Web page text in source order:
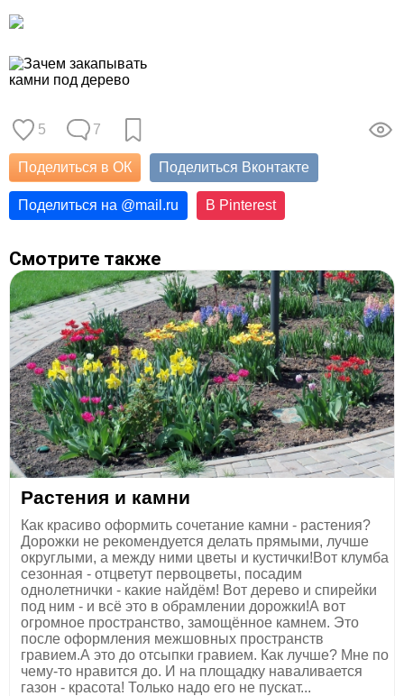
5 7
Поделиться в ОК Поделиться Вконтакте
Поделиться на @mail.ru В Pinterest
Смотрите также
Растения и камни
Как красиво оформить сочетание камни - растения?
Дорожки не рекомендуется делать прямыми, лучше
округлыми, а между ними цветы и кустички!Вот клумба
сезонная - отцветут первоцветы, посадим
однолетнички - какие найдём! Вот дерево и спирейки
под ним - и всё это в обрамлении дорожки!А вот
огромное пространство, замощённое камнем. Это
после оформления межшовных пространств
гравием.А это до отсыпки гравием. Как лучше? Мне по
чему-то нравится до. И на площадку наваливается
газон - красота! Только надо его не пускат...